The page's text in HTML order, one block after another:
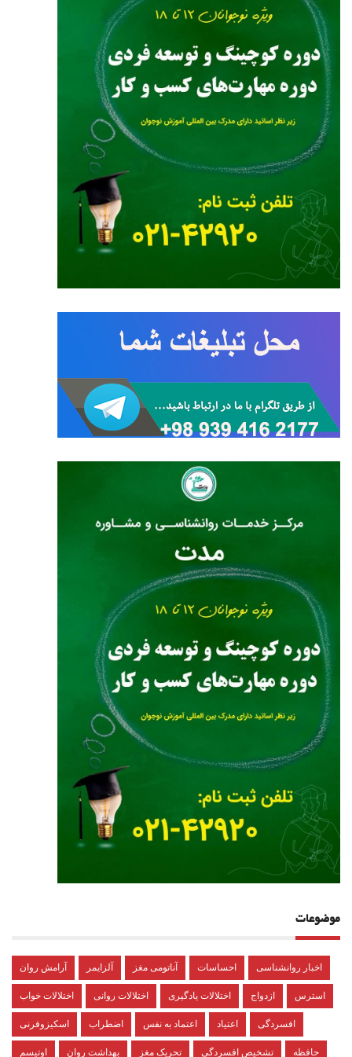
موضوعات
آرامش روان آلزایمر آناتومی مغز احساسات اخبار روانشناسی
اختلالات خواب اختلالات روانی اختلالات یادگیری ازدواج استرس
اسکیزوفرنی اضطراب اعتماد به نفس اعتیاد افسردگی
اوتیسم بهداشت روان تحریک مغز تشخیص افسردگی حافظه